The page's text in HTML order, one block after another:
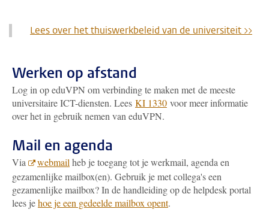
Lees over het thuiswerkbeleid van de universiteit >>
Werken op afstand
Log in op eduVPN omverbinding te maken met de meeste
universitaire ICT-diensten. Lees KI 1330 voor meer informatie
over het in gebruik nemen van eduVPN.
Mail en agenda
Via webmail heb je toegang tot je werkmail, agenda en
gezamenlijke mailbox(en). Gebruik je met collega's een
gezamenlijke mailbox? In de handleiding op de helpdesk portal
lees jehoe je een gedeelde mailbox opent.